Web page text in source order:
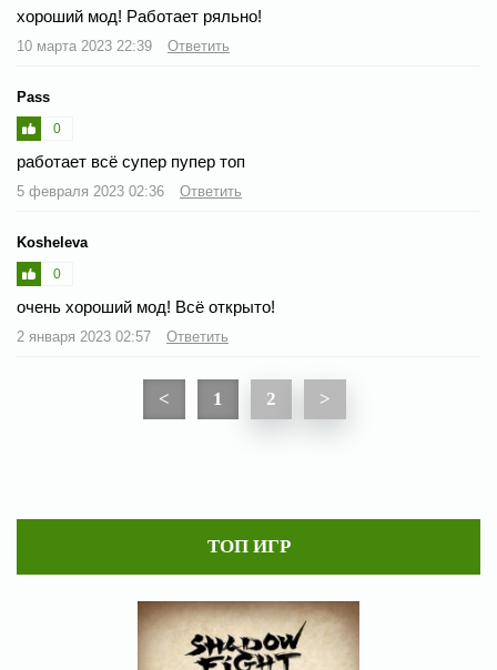
хороший мод! Работает ряльно!
10 марта 2023 22:39 Ответить
Pass
0
работает всё супер пупер топ
5 февраля 2023 02:36 Ответить
Kosheleva
0
очень хороший мод! Всё открыто!
2 января 2023 02:57 Ответить
< 1 2 >
ТОП ИГР